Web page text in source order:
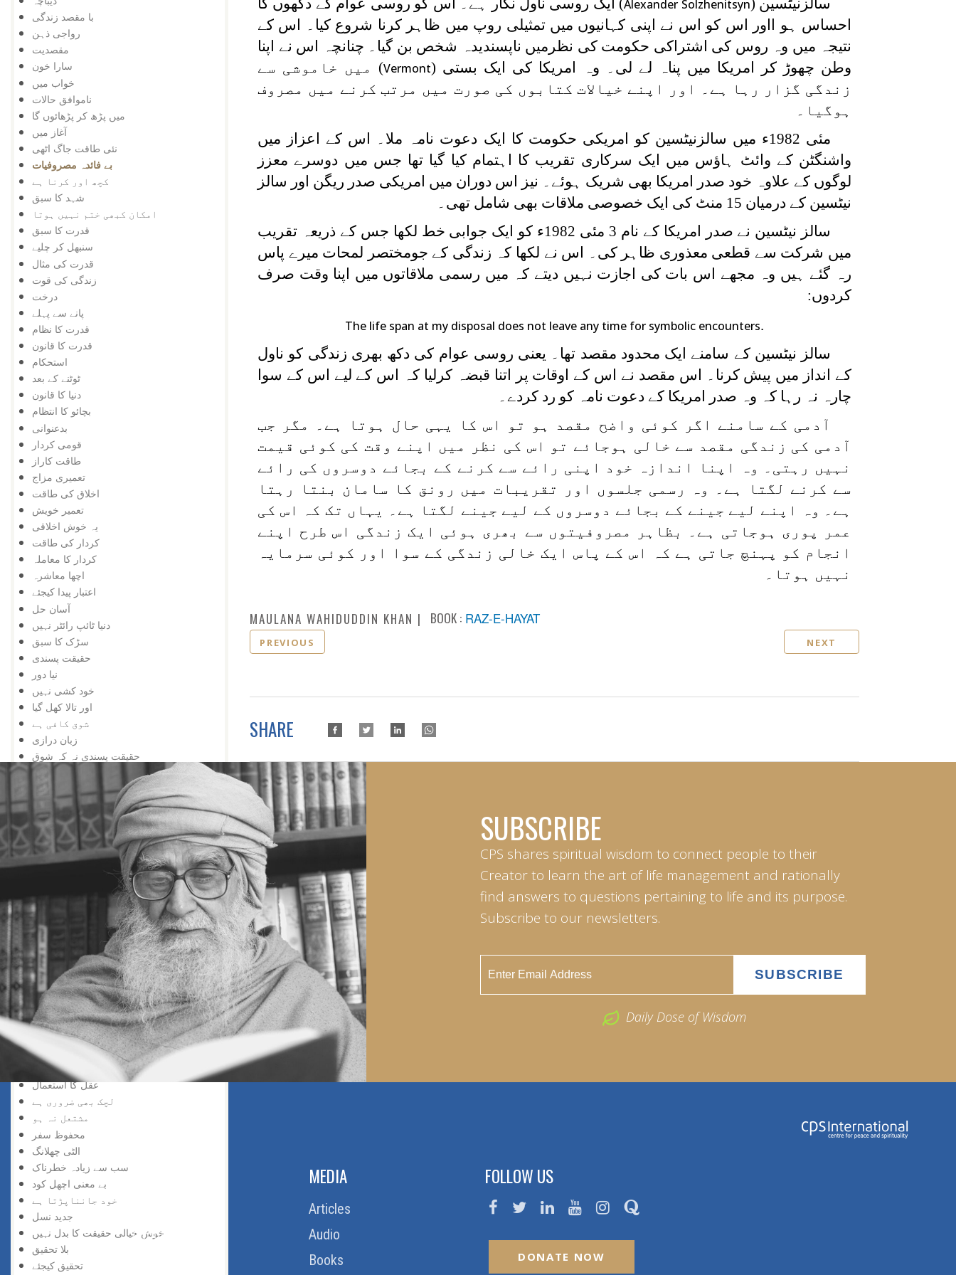
با مقصد زندگی
رواجی ذہن
مقصدیت
سارا خون
خواب میں
ناموافق حالات
میں پڑھ کر پڑھائوں گا
آغاز میں
نئی طاقت جاگ اٹھی
بے فائدہ مصروفیات
کچھ اور کرنا ہے
شہد کا سبق
امکان کبھی ختم نہیں ہوتا
قدرت کا سبق
سنبھل کر چلیے
قدرت کی مثال
زندگی کی قوت
درخت
پانے سے پہلے
قدرت کا نظام
قدرت کا قانون
استحکام
ٹوٹنے کے بعد
دنیا کا قانون
بچائو کا انتظام
بدعنوانی
قومی کردار
طاقت کاراز
تعمیری مزاج
اخلاق کی طاقت
تعمیر خویش
یہ خوش اخلاقی
کردار کی طاقت
کردار کا معاملہ
اچھا معاشرہ
اعتبار پیدا کیجئے
آسان حل
دنیا ٹائپ رائٹر نہیں
سڑک کا سبق
حقیقت پسندی
نیا دور
خود کشی نہیں
اور تالا کھل گیا
شوق کافی ہے
زبان درازی
حقیقت پسندی نہ کہ شوق
تعلیم کی اہمیت
اس کے باوجود
اپنی کوشش سے
ایک کے بعد دوسرا
مواقع کا استعمال
کمی کی تلافی
بربادی کے بعد بھی
تم غریب نہیں ، دولت مند ہو
کمزوری نعمت ثابت ہوئی
سڑک بند ہے
افسوس نہ کیجئے
ناکامی زینہ بن گئی
سمجھ دار کون
تاریخ سازی
کوئی چیز مشکل نہیں
جواب کا صحیح طریقہ
عقل کا استعمال
لچک بھی ضروری ہے
مشتعل نہ ہو
محفوظ سفر
الٹی چھلانگ
سب سے زیادہ خطرناک
بے معنی اچھل کود
خود جانناپڑتا ہے
جدید نسل
خوش خیالی حقیقت کا بدل نہیں
بلا تحقیق
تحقیق کیجئے
سالزنیٹسین (Alexander Solzhenitsyn) ایک روسی ناول نگار ہے۔ اس کو روسی عوام کے دکھوں کا
احساس ہو ااور اس کو اس نے اپنی کہانیوں میں تمثیلی روپ میں ظاہر کرنا شروع کیا۔ اس کے
نتیجہ میں وہ روس کی اشتراکی حکومت کی نظرمیں ناپسندیدہ شخص بن گیا۔ چنانچہ اس نے اپنا
وطن چھوڑ کر امریکا میں پناہ لے لی۔ وہ امریکا کی ایک بستی (Vermont) میں خاموشی سے
زندگی گزار رہا ہے۔ اور اپنے خیالات کتابوں کی صورت میں مرتب کرنے میں مصروف
ہوگیا۔
مئی 1982ء میں سالزنیٹسین کو امریکی حکومت کا ایک دعوت نامہ ملا۔ اس کے اعزاز میں
واشنگٹن کے وائٹ ہاؤس میں ایک سرکاری تقریب کا اہتمام کیا گیا تھا جس میں دوسرے معزز
لوگوں کے علاوہ خود صدر امریکا بھی شریک ہوئے۔ نیز اس دوران میں امریکی صدر ریگن اور سالز
نیٹسین کے درمیان 15 منٹ کی ایک خصوصی ملاقات بھی شامل تھی۔
سالز نیٹسین نے صدر امریکا کے نام 3 مئی 1982ء کو ایک جوابی خط لکھا جس کے ذریعہ تقریب
میں شرکت سے قطعی معذوری ظاہر کی۔ اس نے لکھا کہ زندگی کے جومختصر لمحات میرے پاس
رہ گئے ہیں وہ مجھے اس بات کی اجازت نہیں دیتے کہ میں رسمی ملاقاتوں میں اپنا وقت صرف
کردوں:
The life span at my disposal does not leave any time for symbolic encounters.
سالز نیٹسین کے سامنے ایک محدود مقصد تھا۔ یعنی روسی عوام کی دکھ بھری زندگی کو ناول
کے انداز میں پیش کرنا۔ اس مقصد نے اس کے اوقات پر اتنا قبضہ کرلیا کہ اس کے لیے اس کے سوا
چارہ نہ رہا کہ وہ صدر امریکا کے دعوت نامہ کو رد کردے۔
آدمی کے سامنے اگر کوئی واضح مقصد ہو تو اس کا یہی حال ہوتا ہے۔ مگر جب
آدمی کی زندگی مقصد سے خالی ہوجائے تو اس کی نظر میں اپنے وقت کی کوئی قیمت
نہیں رہتی۔ وہ اپنا اندازہ خود اپنی رائے سے کرنے کے بجائے دوسروں کی رائے
سے کرنے لگتا ہے۔ وہ رسمی جلسوں اور تقریبات میں رونق کا سامان بنتا رہتا
ہے۔ وہ اپنے لیے جینے کے بجائے دوسروں کے لیے جینے لگتا ہے۔ یہاں تک کہ اس کی
عمر پوری ہوجاتی ہے۔ بظاہر مصروفیتوں سے بھری ہوئی ایک زندگی اس طرح اپنے
انجام کو پہنچ جاتی ہے کہ اس کے پاس ایک خالی زندگی کے سوا اور کوئی سرمایہ
نہیں ہوتا۔
MAULANA WAHIDUDDIN KHAN BOOK : RAZ-E-HAYAT
PREVIOUS NEXT
SHARE
SUBSCRIBE
CPS shares spiritual wisdom to connect people to their
Creator to learn the art of life management and rationally
find answers to questions pertaining to life and its purpose.
Subscribe to our newsletters.
Daily Dose of Wisdom
About Us
MEDIA
Articles
Audio
Books
FOLLOW US
DONATE NOW